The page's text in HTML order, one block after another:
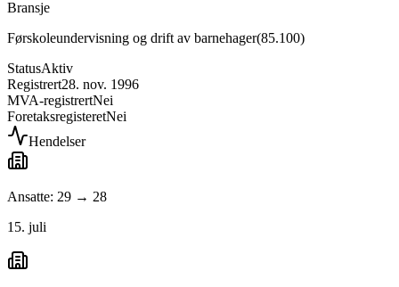
Bransje
Førskoleundervisning og drift av barnehager(85.100)
StatusAktiv
Registrert28. nov. 1996
MVA-registrertNei
ForetaksregisteretNei
Hendelser
Ansatte: 29 → 28
15. juli